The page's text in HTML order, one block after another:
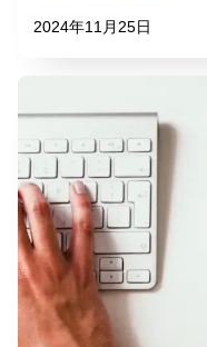
2024年11月25日